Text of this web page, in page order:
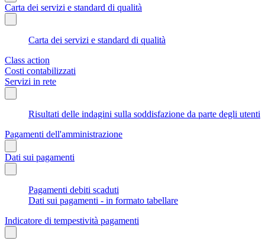
Carta dei servizi e standard di qualità
Carta dei servizi e standard di qualità
Class action
Costi contabilizzati
Servizi in rete
Risultati delle indagini sulla soddisfazione da parte degli utenti
Pagamenti dell'amministrazione
Dati sui pagamenti
Pagamenti debiti scaduti
Dati sui pagamenti - in formato tabellare
Indicatore di tempestività pagamenti